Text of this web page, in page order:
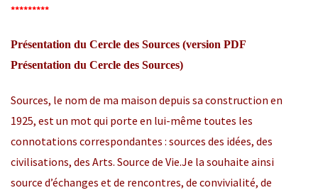
*********
Présentation du Cercle des Sources (version PDF
Présentation du Cercle des Sources)
Sources, le nom de ma maison depuis sa construction en
1925, est un mot qui porte en lui-même toutes les
connotations correspondantes : sources des idées, des
civilisations, des Arts. Source de Vie.Je la souhaite ainsi
source d’échanges et de rencontres, de convivialité, de